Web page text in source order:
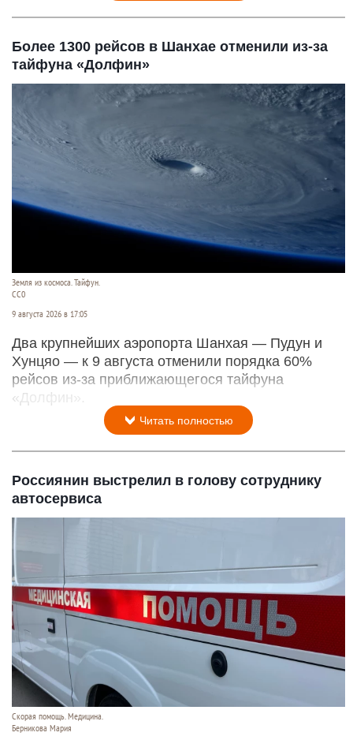
Более 1300 рейсов в Шанхае отменили из-за
тайфуна «Долфин»
Земля из космоса. Тайфун.
СС0
9 августа 2026 в 17:05
Два крупнейших аэропорта Шанхая — Пудун и
Хунцяо — к 9 августа отменили порядка 60%
рейсов из-за приближающегося тайфуна
«Долфин».
Читать полностью
Россиянин выстрелил в голову сотруднику
автосервиса
Скорая помощь. Медицина.
Берникова Мария